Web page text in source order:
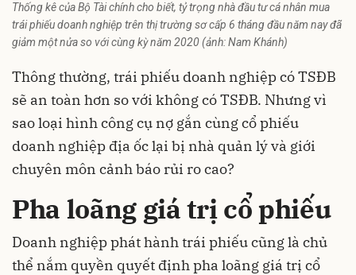
Thống kê của Bộ Tài chính cho biết, tỷ trọng nhà đầu tư cá nhân mua
trái phiếu doanh nghiệp trên thị trường sơ cấp 6 tháng đầu năm nay đã
giảm một nửa so với cùng kỳ năm 2020 (ảnh: Nam Khánh)
Thông thường, trái phiếu doanh nghiệpcóTSĐB
sẽ an toàn hơn so với không có TSĐB. Nhưng vì
sao loại hình công cụ nợ gắn cùng cổ phiếu
doanh nghiệp địa ốc lại bị nhà quản lý và giới
chuyên môn cảnh báo rủi ro cao?
Pha loãng giá trị cổ phiếu
Doanh nghiệp phát hành trái phiếu cũng là chủ
thể nắm quyền quyết định pha loãng giá trị cổ